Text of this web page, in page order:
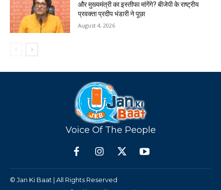
और मुख्यमंत्री का इस्तीफा मांगेंगे? बीजेपी के राष्ट्रीय
प्रवक्ता प्रदीप भंडारी ने पूछा
August 4, 2026
Voice Of The People
© Jan Ki Baat | All Rights Reserved